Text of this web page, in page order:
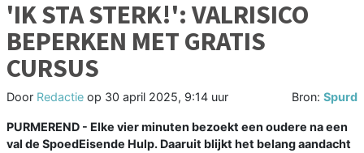
'IK STA STERK!': VALRISICO
BEPERKEN MET GRATIS
CURSUS
Door Redactie op 30 april 2025, 9:14 uur Bron: Spurd
PURMEREND - Elke vier minuten bezoekt een oudere na een
val de SpoedEisende Hulp. Daaruit blijkt het belang aandacht